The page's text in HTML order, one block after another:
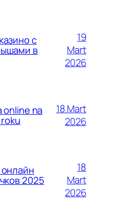
с
в
19
Mart
2026
online na
18 Mart
2026
2025
18
Mart
2026